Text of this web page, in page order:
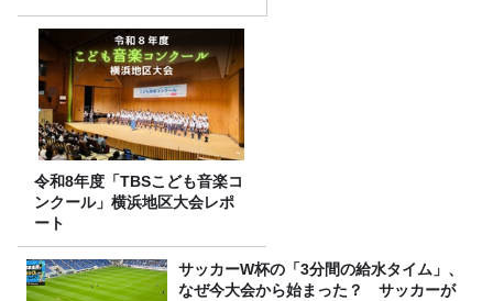
令和8年度「TBSこども音楽コ
ンクール」横浜地区大会レポ
ート
サッカーW杯の「3分間の給水タイム」、
なぜ今大会から始まった？ サッカーが